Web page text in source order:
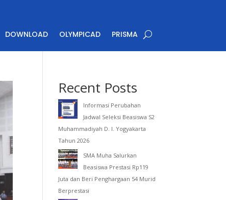
DOWNLOAD OLYMPICAD PRISMA
Recent Posts
Informasi Perubahan
Jadwal Seleksi Beasiswa S2
Muhammadiyah D. I. Yogyakarta
Tahun 2026
SMA Muha Salurkan
Beasiswa Prestasi Rp119
Juta dan Beri Penghargaan 54 Murid
Berprestasi